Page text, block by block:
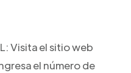
Visita el sitio web
el número de